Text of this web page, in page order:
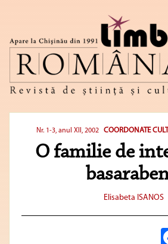
Nr. 1-3, anul XII, 2002 COORDONATE
O familie de
Elisabeta ISANOS